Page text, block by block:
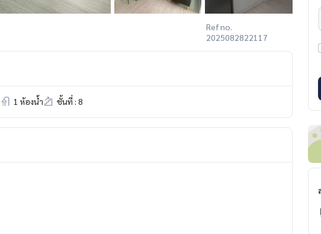
Ref no.
2025082822117
1 ห้องน้ำ ชั้นที่ : 8